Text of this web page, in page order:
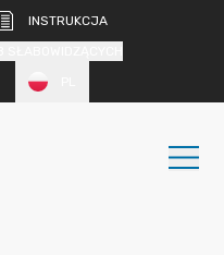
INSTRUKCJA